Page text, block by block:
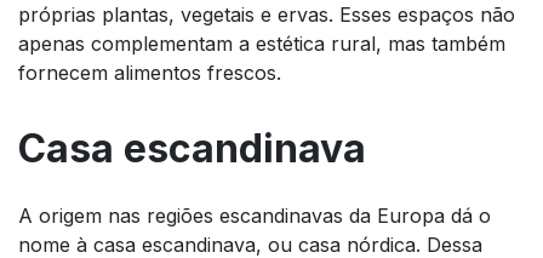
próprias plantas, vegetais e ervas. Esses espaços não
apenas complementam a estética rural, mas também
fornecem alimentos frescos.
Casa escandinava
A origem nas regiões escandinavas da Europa dá o
nome à casa escandinava, ou casa nórdica. Dessa